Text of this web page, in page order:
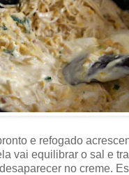
e refogado
vai equilibrar o sal e
no creme.